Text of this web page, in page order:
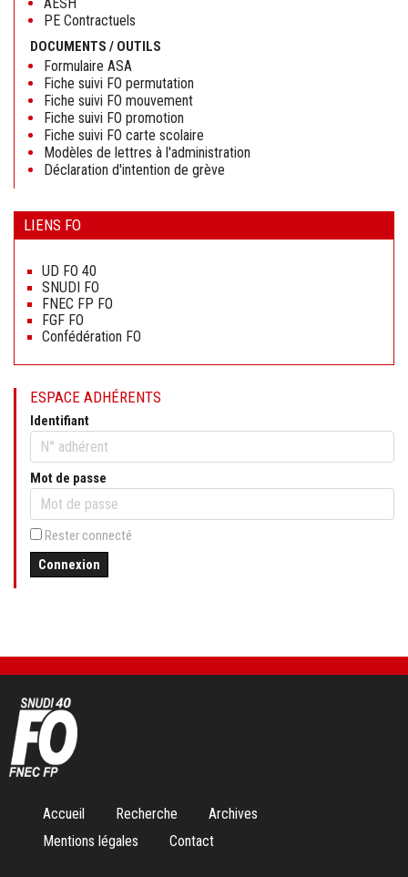
PE Contractuels
DOCUMENTS / OUTILS
Formulaire ASA
Fiche suivi FO permutation
Fiche suivi FO mouvement
Fiche suivi FO promotion
Fiche suivi FO carte scolaire
Modèles de lettres à l'administration
Déclaration d'intention de grève
LIENS FO
contenu
UD FO 40
SNUDI FO
FNEC FP FO
FGF FO
Confédération FO
ESPACE ADHÉRENTS
Identifiant
Mot de passe
Rester connecté
Connexion
Aller
contenu
Accueil Recherche
Archives
Mentions légales
Contact